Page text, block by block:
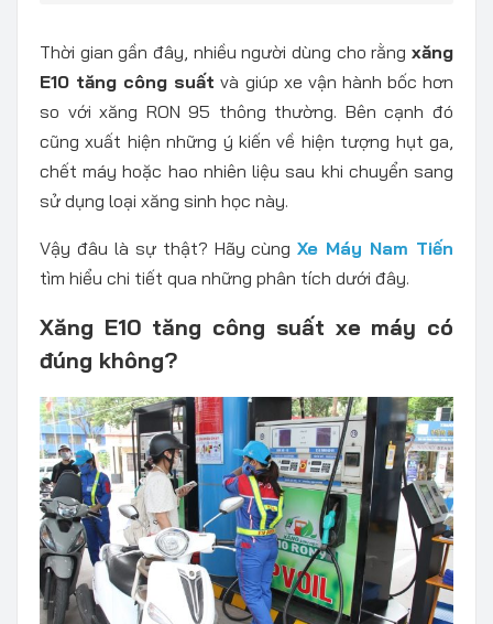
Thời gian gần đây, nhiều người dùng cho rằng xăng
E10 tăng công suất và giúp xe vận hành bốc hơn
so với xăng RON 95 thông thường. Bên cạnh đó
cũng xuất hiện những ý kiến về hiện tượng hụt ga,
chết máy hoặc hao nhiên liệu sau khi chuyển sang
sử dụng loại xăng sinh học này.
Vậy đâu là sự thật? Hãy cùngXe Máy Nam Tiến
tìm hiểu chi tiết qua những phân tích dưới đây.
Xăng E10 tăng công suất xe máy có
đúng không?